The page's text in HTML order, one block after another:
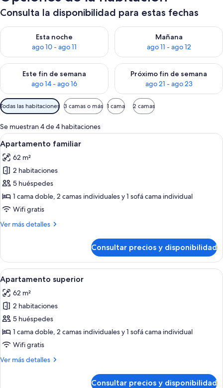
Consulta la disponibilidad para estas fechas
Esta noche
ago 10 - ago 11
Consulta la disponibilidad para esta noche, ago 10 - ago 11
Mañana
ago 11 - ago 12
Consulta la disponibilidad
Este fin de semana
ago 14 - ago 16
Consulta la disponibilidad para este fin de semana, ago 14 -
Próximo fin de semana
ago 21 - ago 23
Consulta la disponibilidad
Filtros
disponibles
para
las
habitaciones
Todas las habitaciones 3 camas o más 1 cama 2 camas
Se muestran 4 de 4 habitaciones
Abrir
todas
las
fotos
de
Apartamento
familiar
Una sala de estar moderna con un
20
Apartamento familiar
62 m²
2 habitaciones
5 huéspedes
1 cama doble, 2 camas individuales y 1 sofá cama individual
Wifi gratis
Ver más detalles
Más
familiar
Consultar precios y disponibilidad
Abrir
todas
las
fotos
de
Apartamento
superior
Una habitación moderna y bien
17
Apartamento superior
62 m²
2 habitaciones
5 huéspedes
1 cama doble, 2 camas individuales y 1 sofá cama individual
Wifi gratis
Ver más detalles
Más
Consultar precios y disponibilidad